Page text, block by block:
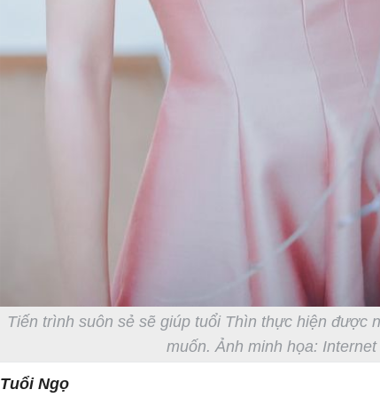
Tiến trình suôn sẻ sẽ giúp tuổi Thìn thực hiện được
muốn. Ảnh minh họa: Internet
Tuổi Ngọ